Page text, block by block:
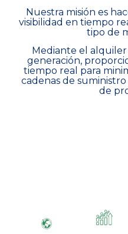
Nuestra misión es
visibilidad en tiempo
tipo de
Mediante el
generación,
tiempo real para
cadenas de
de